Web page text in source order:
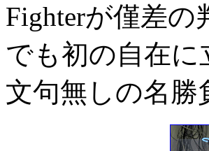
Fighterが僅差の
でも初の自在
文句無しの名